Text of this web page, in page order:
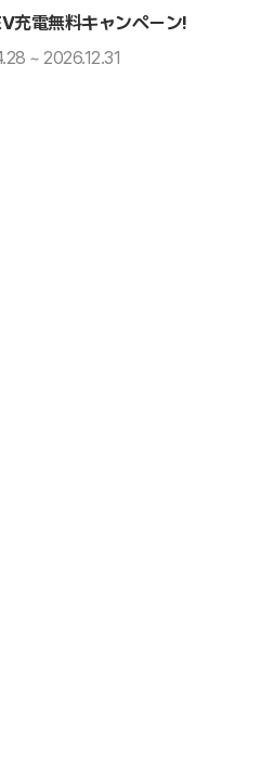
充電無料キャンペーン!
~ 2026.12.31